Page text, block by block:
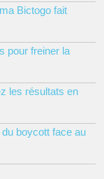
Bictogo fait
pour freiner la
les résultats en
boycott face au